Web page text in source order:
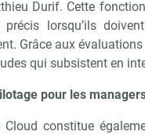
Durif. Cette
précis lorsqu’ils
Grâce aux
qui subsistent en
pour les
Cloud constitue
Recevoir